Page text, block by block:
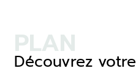
PLAN
Découvrez